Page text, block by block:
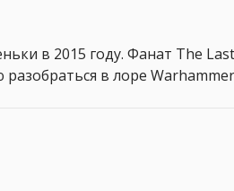
в 2015 году. Фанат The
в лоре